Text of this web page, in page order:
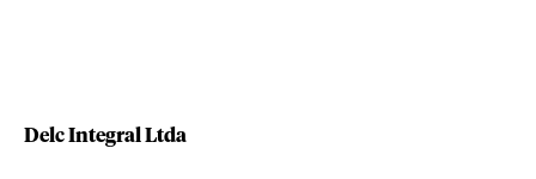
Delc Integral Ltda